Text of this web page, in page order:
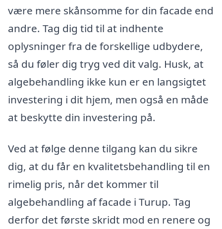
være mere skånsomme for din facade end
andre. Tag dig tid til at indhente
oplysninger fra de forskellige udbydere,
så du føler dig tryg ved dit valg. Husk, at
algebehandling ikke kun er en langsigtet
investering i dit hjem, men også en måde
at beskytte din investering på.
Ved at følge denne tilgang kan du sikre
dig, at du får en kvalitetsbehandling til en
rimelig pris, når det kommer til
algebehandling af facade i Turup. Tag
derfor det første skridt mod en renere og